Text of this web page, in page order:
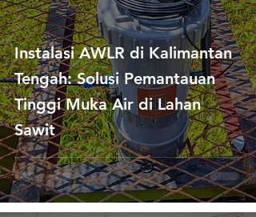
Instalasi AWLR di Kalimantan
Tengah: Solusi Pemantauan
Tinggi Muka Air di Lahan
Sawit